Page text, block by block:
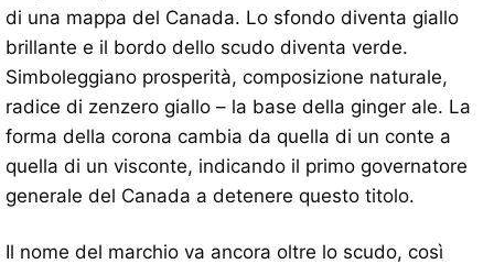
di una mappa del Canada. Lo sfondo diventa giallo
brillante e il bordo dello scudo diventa verde.
Simboleggiano prosperità, composizione naturale,
radice di zenzero giallo – la base della ginger ale. La
forma della corona cambia da quella di un conte a
quella di un visconte, indicando il primo governatore
generale del Canada a detenere questo titolo.
Il nome del marchio va ancora oltre lo scudo, così